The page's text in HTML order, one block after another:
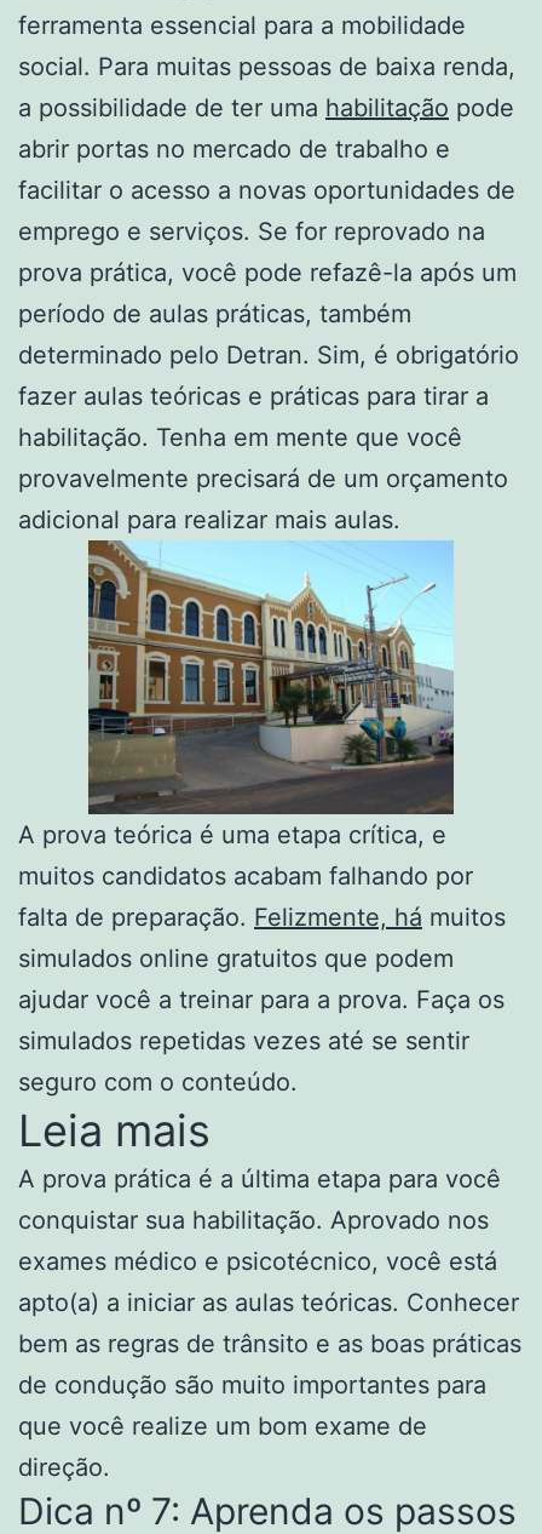
ferramenta essencial para a mobilidade
social. Para muitas pessoas de baixa renda,
a possibilidade de ter uma habilitação pode
abrir portas no mercado de trabalho e
facilitar o acesso a novas oportunidades de
emprego e serviços. Se for reprovado na
prova prática, você pode refazê-la após um
período de aulas práticas, também
determinado pelo Detran. Sim, é obrigatório
fazer aulas teóricas e práticas para tirar a
habilitação. Tenha em mente que você
provavelmente precisará de um orçamento
adicional para realizar mais aulas.
A prova teórica é uma etapa crítica, e
muitos candidatos acabam falhando por
falta de preparação. Felizmente, há muitos
simulados online gratuitos que podem
ajudar você a treinar para a prova. Faça os
simulados repetidas vezes até se sentir
seguro com o conteúdo.
Leia mais
A prova prática é a última etapa para você
conquistar sua habilitação. Aprovado nos
exames médico e psicotécnico, você está
apto(a) a iniciar as aulas teóricas. Conhecer
bem as regras de trânsito e as boas práticas
de condução são muito importantes para
que você realize um bom exame de
direção.
Dica nº 7: Aprenda os passos